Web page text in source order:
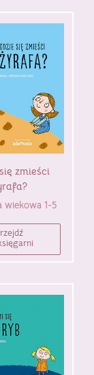
zmieści
wiekowa 1-5